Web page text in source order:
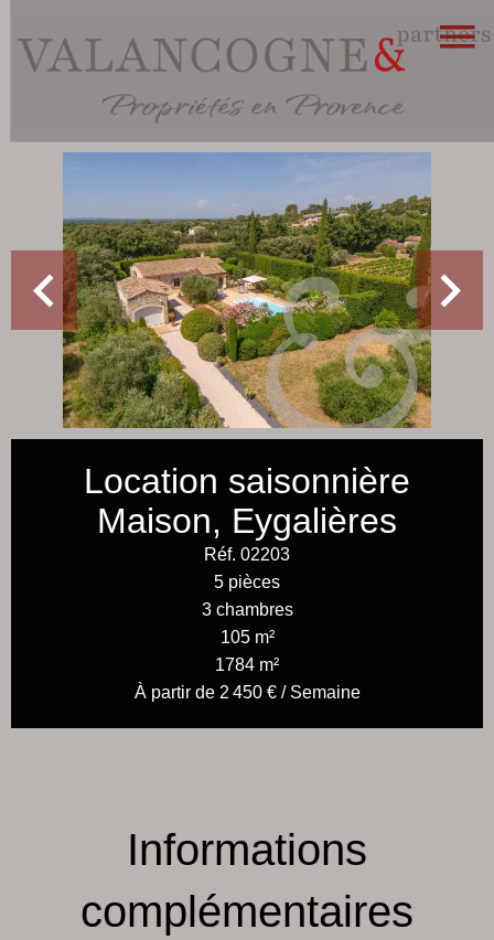
Location saisonnière
Maison, Eygalières
Réf. 02203
5 pièces
3 chambres
105 m²
1784 m²
À partir de 2 450 € / Semaine
Informations
complémentaires